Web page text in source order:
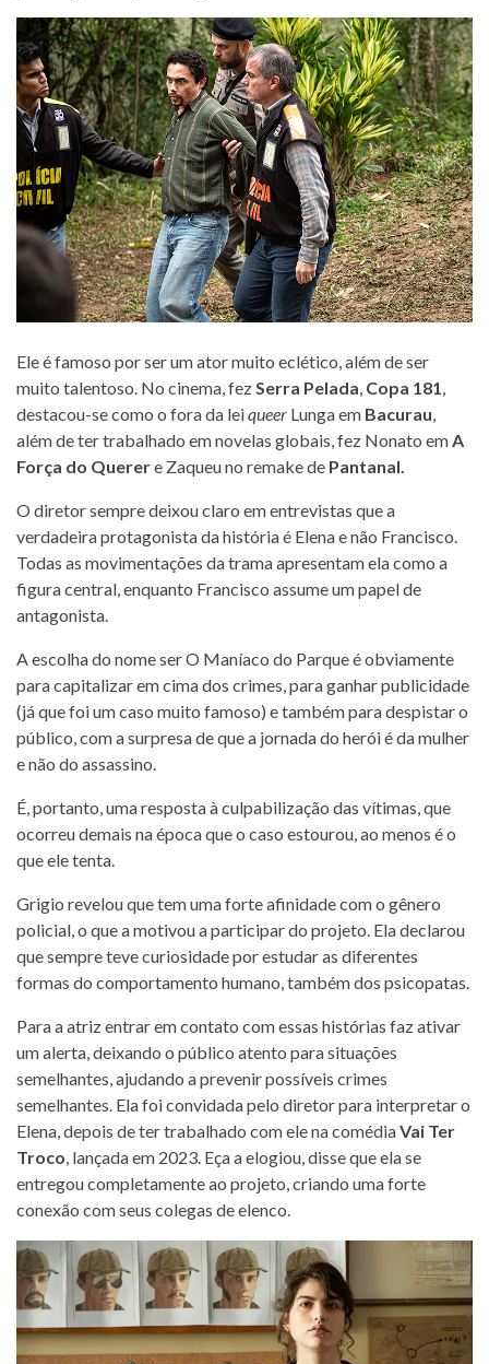
Ele é famoso por ser um ator muito eclético, além de ser
muito talentoso. No cinema, fezSerra Pelada, Copa 181,
destacou-se como o fora da leiqueer Lunga em Bacurau,
além de ter trabalhado em novelas globais, fez Nonato emA
Força do Querere Zaqueu no remake de Pantanal.
O diretor sempre deixou claro em entrevistas que a
verdadeira protagonista da história é Elena e não Francisco.
Todas as movimentações da trama apresentam ela como a
figura central, enquanto Francisco assume um papel de
antagonista.
A escolha do nome ser O Maníaco do Parque é obviamente
para capitalizar em cima dos crimes, para ganhar publicidade
(já que foi um caso muito famoso) e também para despistar o
público, com a surpresa de que a jornada do herói é da mulher
e não do assassino.
É, portanto, uma resposta à culpabilização das vítimas, que
ocorreu demais na época que o caso estourou, ao menos é o
que ele tenta.
Grigio revelou que tem uma forte afinidade com o gênero
policial, o que a motivou a participar do projeto. Ela declarou
que sempre teve curiosidade por estudar as diferentes
formas do comportamento humano, também dos psicopatas.
Para a atriz entrar em contato com essas histórias faz ativar
um alerta, deixando o público atento para situações
semelhantes, ajudando a prevenir possíveis crimes
semelhantes. Ela foi convidada pelo diretor para interpretar o
Elena, depois de ter trabalhado com ele na comédiaVai Ter
Troco, lançada em 2023. Eça a elogiou, disse que ela se
entregou completamente ao projeto, criando uma forte
conexão com seus colegas de elenco.